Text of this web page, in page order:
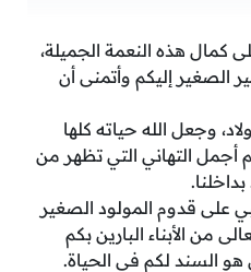
كمال هذه النعمة الجميلة،
الصغير إليكم وأتمنى أن
وجعل الله حياته كلها
التهاني التي تظهر من
على قدوم المولود الصغير
من الأبناء البارين بكم
هو السند لكم في الحياة.